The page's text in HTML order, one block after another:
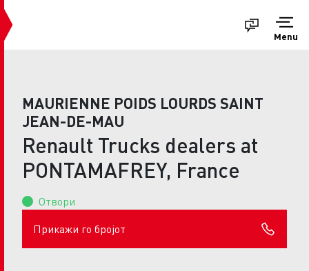
Menu
MAURIENNE POIDS LOURDS SAINT
JEAN-DE-MAU
Renault Trucks dealers at
PONTAMAFREY, France
Отвори
Прикажи го бројот